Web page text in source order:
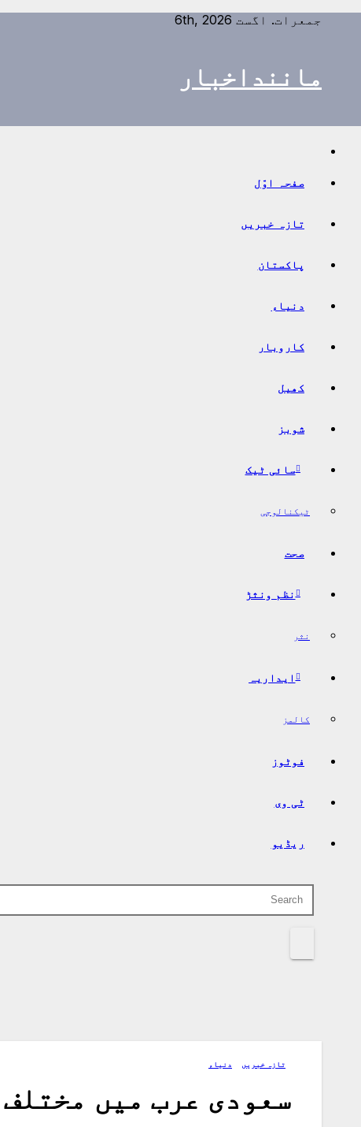
Skip
جمعرات. اگست 6th, 2026
ماننداخبار
صفحہ اوّل
تازہ خبریں
پاکستان
دنیاء
کاروبار
کھیل
شوبز
سائی ٹیک
ٹیکنالوجی
صحت
نظم ونثڑ
نثر
ایداریہ
کالمز
فوٹوز
ٹی وی
ریڈیو
تازہ خبریں دنیاء
سعودی عرب میں